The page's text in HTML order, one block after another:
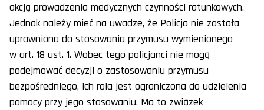
akcją prowadzenia medycznych czynności ratunkowych.
Jednak należy mieć na uwadze, że Policja nie została
uprawniona do stosowania przymusu wymienionego
w art. 18 ust. 1. Wobec tego policjanci nie mogą
podejmować decyzji o zastosowaniu przymusu
bezpośredniego, ich rola jest ograniczona do udzielenia
pomocy przy jego stosowaniu. Ma to związek